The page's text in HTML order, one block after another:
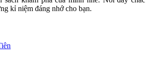
kỉ niệm đáng nhớ cho bạn.